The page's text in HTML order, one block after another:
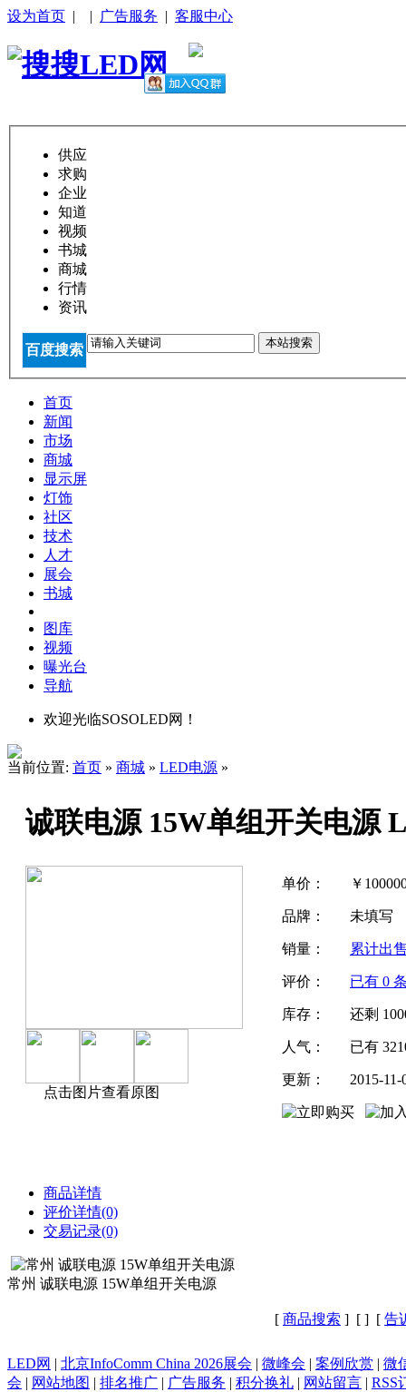
设为首页 | | 广告服务 | 客服中心
供应
求购
企业
知道
视频
书城
商城
行情
资讯
百度搜索 本站搜索
首页
新闻
市场
商城
显示屏
灯饰
社区
技术
人才
展会
书城
图库
视频
曝光台
导航
欢迎光临SOSOLED网！
当前位置: 首页 » 商城 » LED电源 »
诚联电源 15W单组开关电源
点击图片查看原图
单价： ￥
品牌： 未填写
销量： 累计出
评价： 已有 0
库存： 还剩
人气： 已有
更新： 2015-11-
商品详情
评价详情(0)
交易记录(0)
常州 诚联电源 15W单组开关电源
[ 商品搜索 ] [ ] [ 告
LED网 北京InfoComm China 2026展会 微峰会 案例欣赏
微
会
网站地图 排名推广 广告服务 积分换礼 网站留言 RSS